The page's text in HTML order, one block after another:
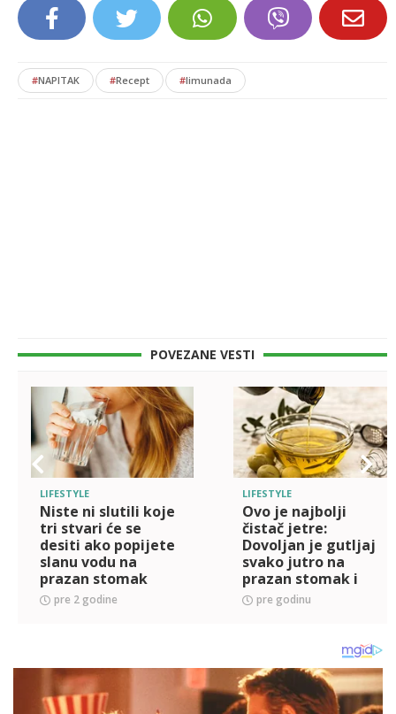
#NAPITAK #Recept #limunada
POVEZANE VESTI
LIFESTYLE
Niste ni slutili koje
tri stvari će se
desiti ako popijete
slanu vodu na
prazan stomak
pre 2 godine
LIFESTYLE
Ovo je najbolji
čistač jetre:
Dovoljan je gutljaj
svako jutro na
prazan stomak i
creva će raditi kao
sat
pre godinu